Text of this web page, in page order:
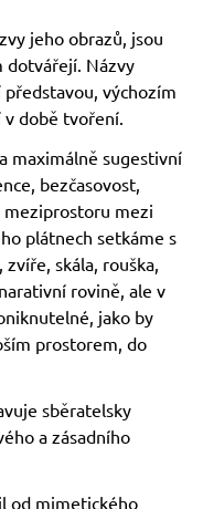
jeho obrazů, jsou
dotvářejí. Názvy
výchozím
v době tvoření.
maximálně sugestivní
bezčasovost,
meziprostoru mezi
plátnech setkáme s
skála, rouška,
rovině, ale v
jako by
prostorem, do
sběratelsky
a zásadního
od mimetického